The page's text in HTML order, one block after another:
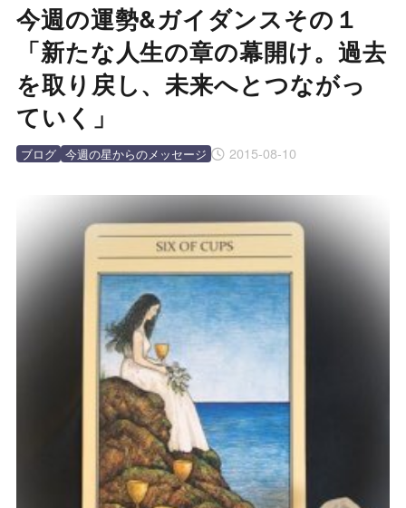
今週の運勢&ガイダンスその１
「新たな人生の章の幕開け。過去
を取り戻し、未来へとつながっ
ていく」
2015-08-10
ブログ 今週の星からのメッセージ